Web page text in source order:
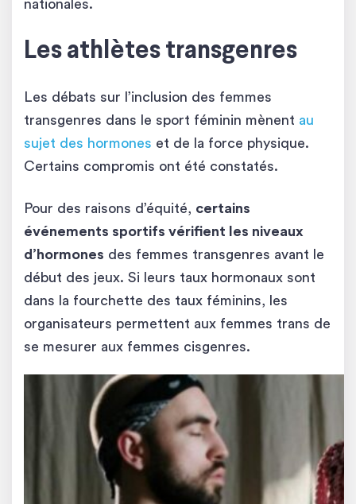
nationales.
Les athlètes transgenres
Les débats sur l’inclusion des femmes
transgenres dans le sport féminin mènent au
sujet des hormones et de la force physique.
Certains compromis ont été constatés.
Pour des raisons d’équité, certains
événements sportifs vérifient les niveaux
d’hormones des femmes transgenres avant le
début des jeux. Si leurs taux hormonaux sont
dans la fourchette des taux féminins, les
organisateurs permettent aux femmes trans de
se mesurer aux femmes cisgenres.